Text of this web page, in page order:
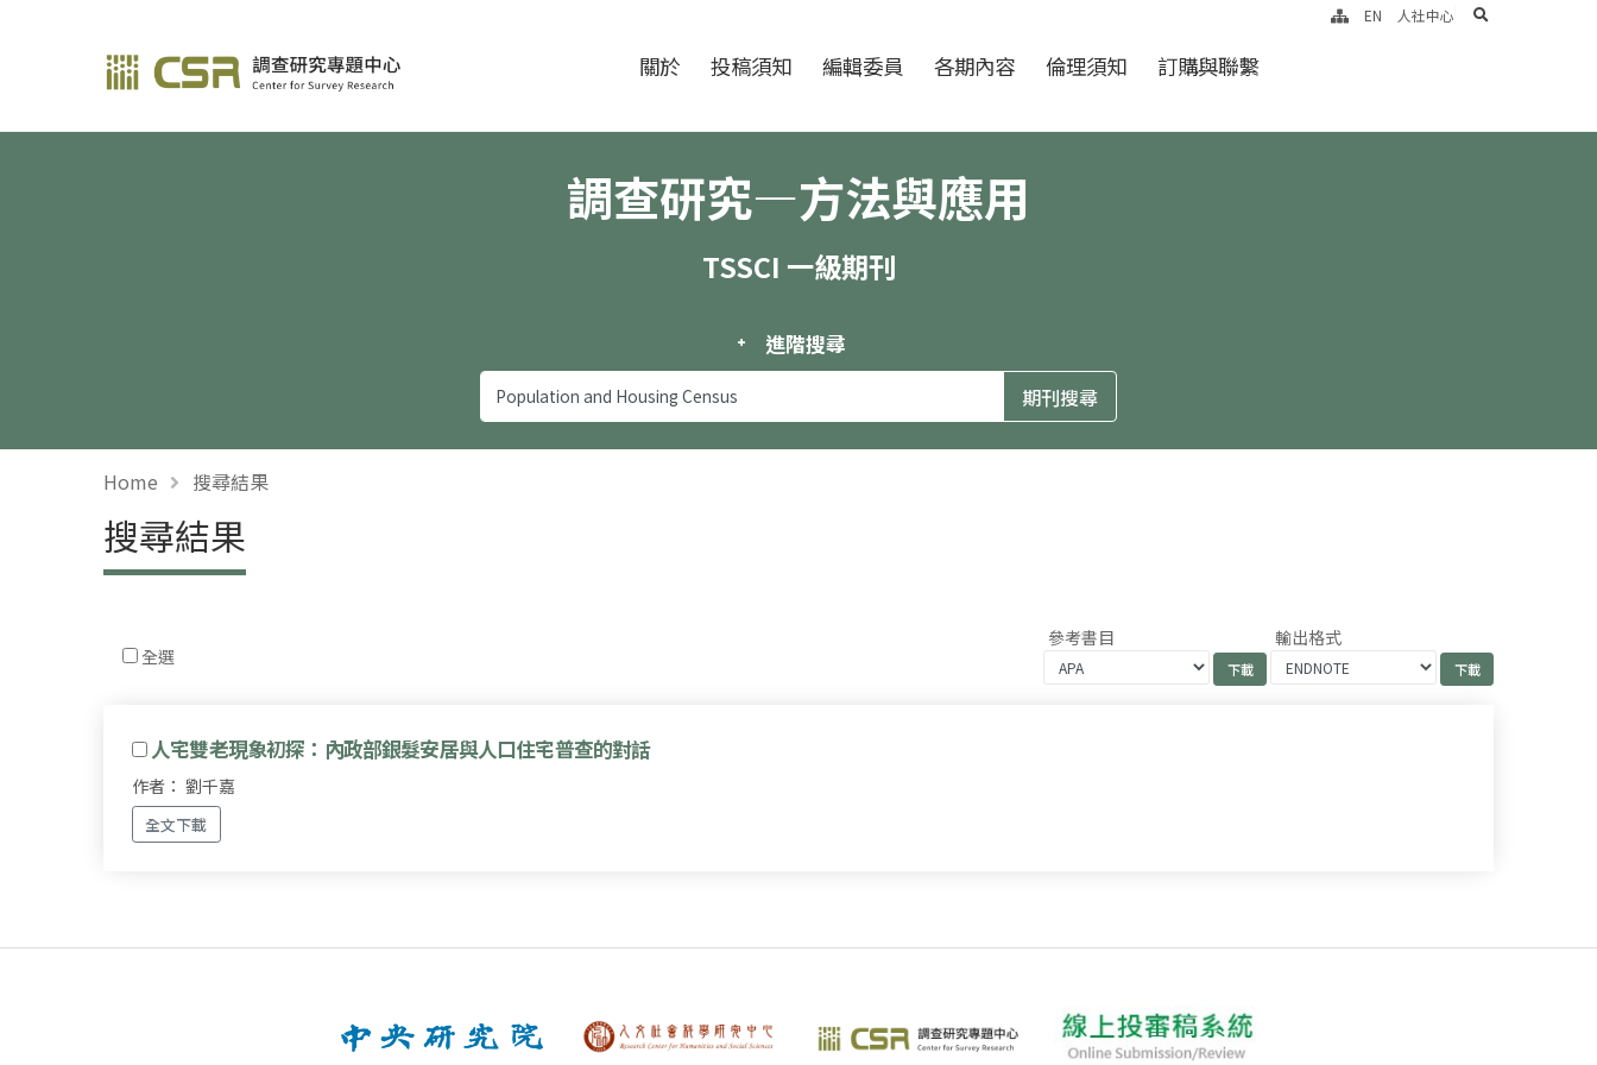
調查研究—方法與應用期刊 關於 投稿須知 編輯委員 各期內容 倫理須知 訂購與聯繫
EN 人社中心 search
調查研究—方法與應用
TSSCI 一級期刊
進階搜尋
Home 搜尋結果
搜尋結果
全選
參考書目 輸出格式
人宅雙老現象初探：內政部銀髮安居與人口住宅普查的對話
作者： 劉千嘉
全文下載